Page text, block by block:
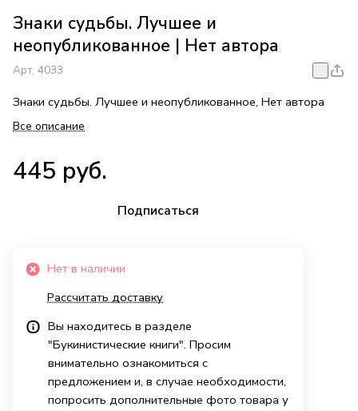
Знаки судьбы. Лучшее и
неопубликованное | Нет автора
Арт. 4033
Знаки судьбы. Лучшее и неопубликованное, Нет автора
Все описание
445 руб.
Подписаться
Нет в наличии
Рассчитать доставку
Вы находитесь в разделе
"Букинистические книги". Просим
внимательно ознакомиться с
предложением и, в случае необходимости,
попросить дополнительные фото товара у